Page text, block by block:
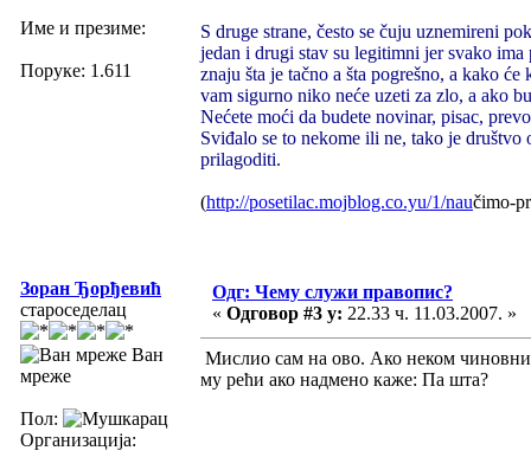
Име и презиме:
Поруке: 1.611
S druge strane, često se čuju uznemireni
jedan i drugi stav su legitimni jer svako
znaju šta je tačno a šta pogrešno, a kako
vam sigurno niko neće uzeti za zlo, a ako
Nećete moći da budete novinar, pisac,
Sviđalo se to nekome ili ne, tako je
prilagoditi.
(http://posetilac.mojblog.co.yu/1/naučimo-
Зоран Ђорђевић
староседелац
Ван
мреже
Пол:
Организација:
Одг: Чему служи правопис?
« Одговор #3 у: 22.33 ч. 11.03.2007. »
Мислио сам на ово. Ако неком
му рећи ако надмено каже: Па шта?